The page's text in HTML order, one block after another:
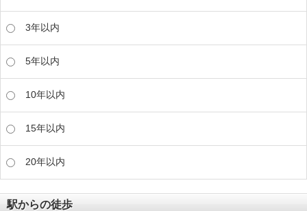
3年以内
5年以内
10年以内
15年以内
20年以内
駅からの徒歩